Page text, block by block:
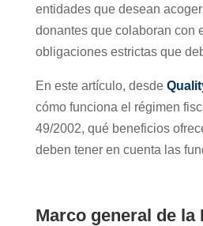
entidades que desean
donantes que colaboran con
obligaciones estrictas que
En este artículo, desde
cómo funciona el régimen
49/2002, qué beneficios
deben tener en cuenta las
Marco general de la